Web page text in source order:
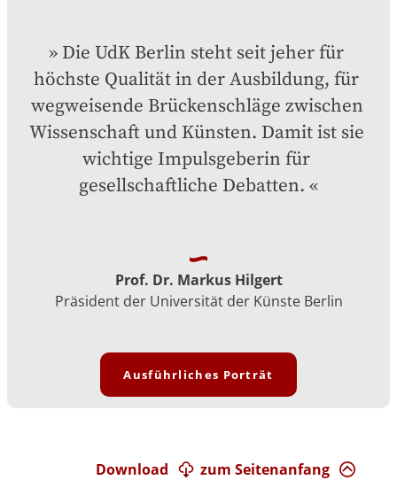
Die UdK Berlin steht seit jeher für
höchste Qualität in der Ausbildung, für
wegweisende Brückenschläge zwischen
Wissenschaft und Künsten. Damit ist sie
wichtige Impulsgeberin für
gesellschaftliche Debatten.
Prof. Dr. Markus Hilgert
Präsident der Universität der Künste Berlin
Ausführliches Porträt
zum Seitenanfang
Download